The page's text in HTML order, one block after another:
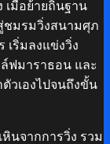
เมื่อย้ายถิ่นฐาน
ชมรมวิ่งสนามศุภ
เริ่มลงแข่งวิ่ง
ฟมาราธอน และ
วเองไปจนถึงขั้น
นจากการวิ่ง รวม